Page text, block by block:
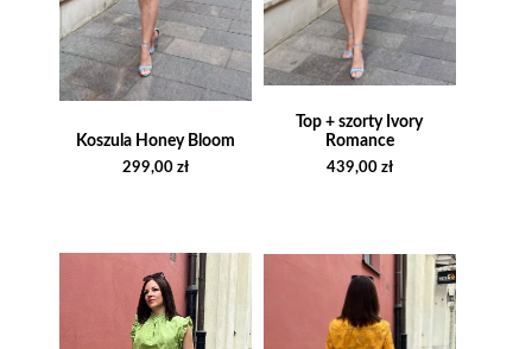
Koszula Honey Bloom
299,00 zł
Top + szorty Ivory
Romance
439,00 zł